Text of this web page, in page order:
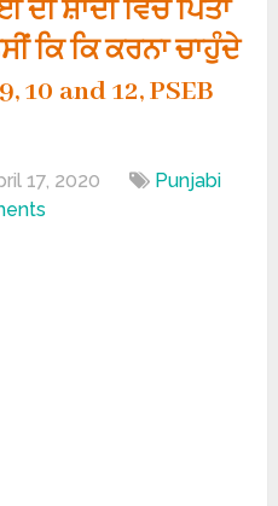
ਦੀ ਸ਼ਾਦੀ ਵਿਚ ਪਿਤਾ
ਕਿ ਕਿ ਕਰਨਾ ਚਾਹੁੰਦੇ
10 and 12, PSEB
17, 2020
Punjabi